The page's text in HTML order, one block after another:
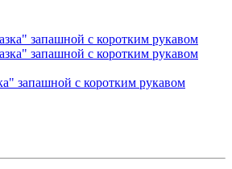
запашной с коротким рукавом